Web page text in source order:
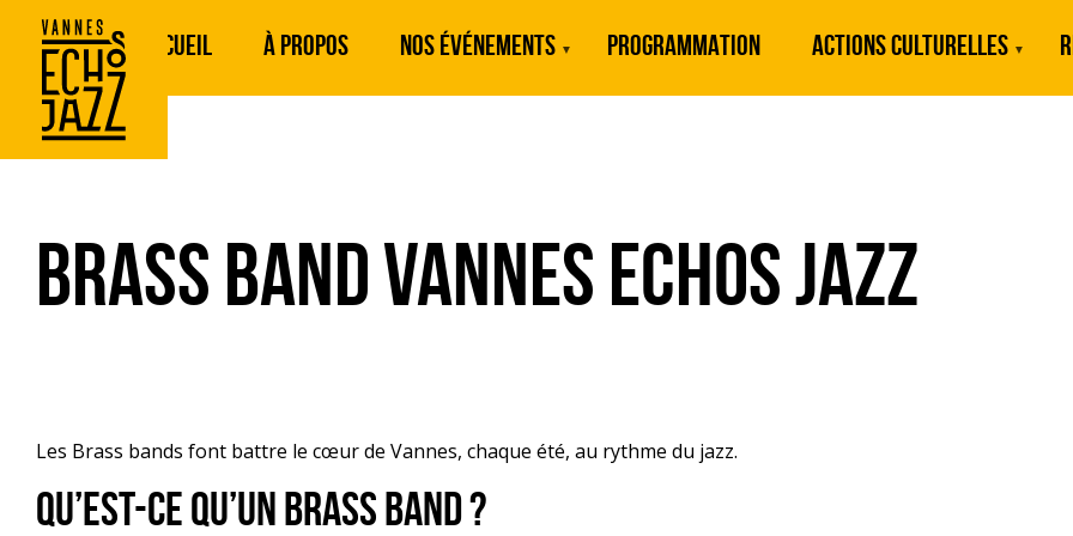
contenu
principal
ACCUEIL À PROPOS NOS ÉVÉNEMENTS PROGRAMMATION ACTIONS CULTURELLES
Brass Band Vannes Echos Jazz
Les Brass bands font battre le cœur de Vannes, chaque été, au rythme du jazz.
QU’EST-CE QU’UN BRASS BAND ?